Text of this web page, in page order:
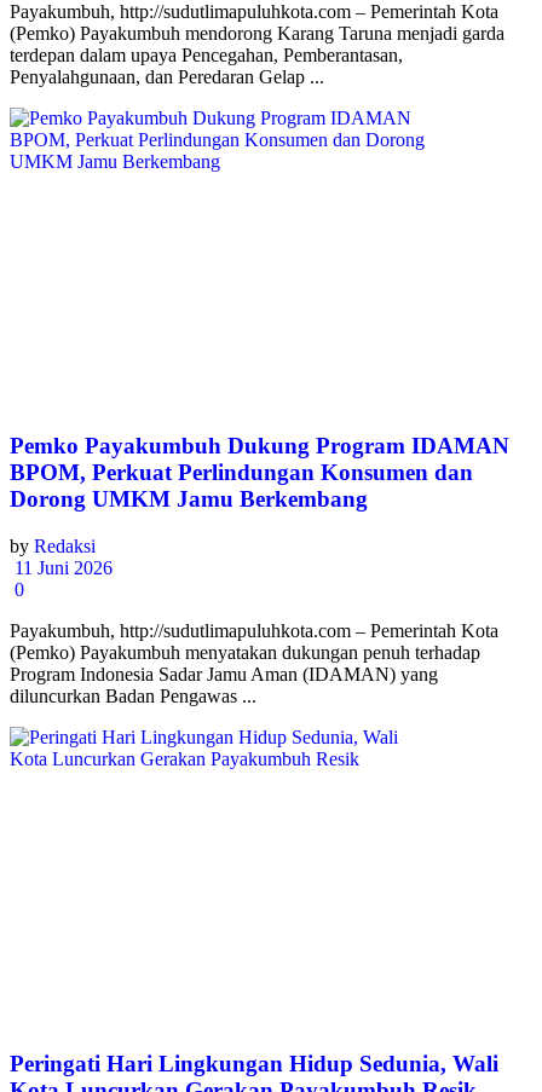
Payakumbuh, http://sudutlimapuluhkota.com – Pemerintah Kota
(Pemko) Payakumbuh mendorong Karang Taruna menjadi garda
terdepan dalam upaya Pencegahan, Pemberantasan,
Penyalahgunaan, dan Peredaran Gelap ...
Pemko Payakumbuh Dukung Program IDAMAN
BPOM, Perkuat Perlindungan Konsumen dan
Dorong UMKM Jamu Berkembang
by Redaksi
11 Juni 2026
0
Payakumbuh, http://sudutlimapuluhkota.com – Pemerintah Kota
(Pemko) Payakumbuh menyatakan dukungan penuh terhadap
Program Indonesia Sadar Jamu Aman (IDAMAN) yang
diluncurkan Badan Pengawas ...
Peringati Hari Lingkungan Hidup Sedunia, Wali